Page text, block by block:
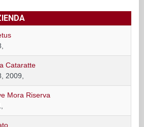
Cataratte
2009,
Mora Riserva